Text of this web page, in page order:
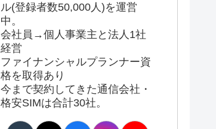
ル(登録者数50,000人)を運営
中。
会社員→個人事業主と法人1社
経営
ファイナンシャルプランナー資
格を取得あり
今まで契約してきた通信会社・
格安SIMは合計30社。